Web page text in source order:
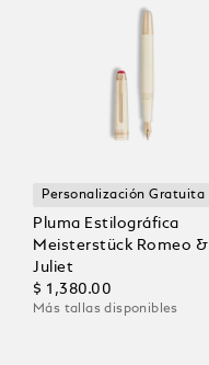
Personalización Gratuita
Pluma Estilográfica
Meisterstück Romeo &
Juliet
$ 1,380.00
Más tallas disponibles